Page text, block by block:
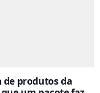
de produtos da